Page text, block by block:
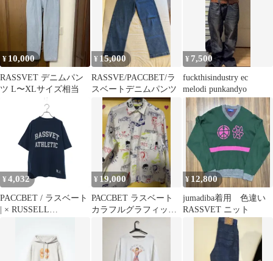
¥ 10,000
RASSVET デニムパン
ツ L〜XLサイズ相当
¥ 15,000
RASSVE/PACCBET/ラ
スベートデニムパンツ
¥ 7,500
fuckthisindustry ec
melodi punkandyo
¥ 4,032
PACCBET / ラスベート
| × RUSSELL
プリント Tシャツ | S |
ネイビー | メンズ
¥ 19,000
РАССВЕТ ラスベート
カラフルグラフィック
¥ 12,800
jumadiba着用 色違い
RASSVET ニット